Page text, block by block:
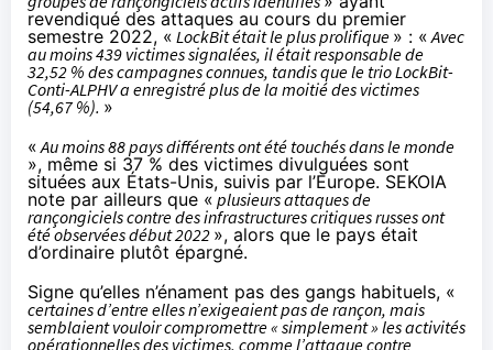
revendiqué des attaques au cours du premier
semestre 2022, « LockBit était le plus prolifique » : «Avec
au moins 439 victimes signalées, il était responsable de
32,52 % des campagnes connues, tandis que le trio LockBit-
Conti-ALPHV a enregistré plus de la moitié des victimes
(54,67 %). »
«Au moins 88 pays différents ont été touchés dans le monde
», même si 37 % des victimes divulguées sont
situées aux États-Unis, suivis par l’Europe. SEKOIA
note par ailleurs que « plusieurs attaques de
rançongiciels contre des infrastructures critiques russes ont
été observées début 2022 », alors que le pays était
d’ordinaire plutôt épargné.
Signe qu’elles n’énament pas des gangs habituels, «
certaines d’entre elles n’exigeaient pas de rançon, mais
semblaient vouloir compromettre « simplement » les activités
opérationnelles des victimes, comme l’attaque contre